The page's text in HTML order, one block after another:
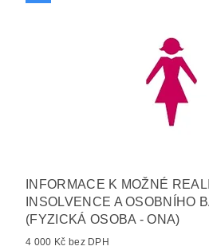
INFORMACE K MOŽNÉ
INSOLVENCE A OSOBNÍHO
(FYZICKÁ OSOBA - ONA)
4 000 Kč bez DPH